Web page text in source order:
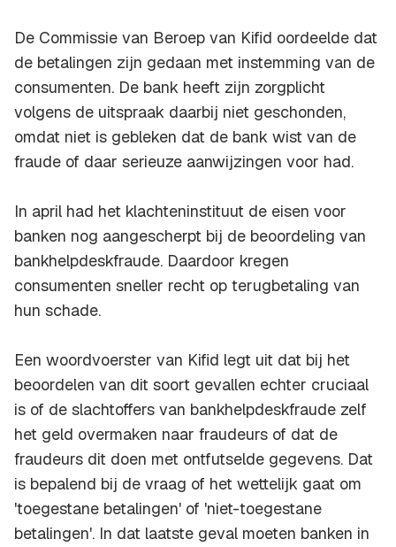
De Commissie van Beroep van Kifid oordeelde dat
de betalingen zijn gedaan met instemming van de
consumenten. De bank heeft zijn zorgplicht
volgens de uitspraak daarbij niet geschonden,
omdat niet is gebleken dat de bank wist van de
fraude of daar serieuze aanwijzingen voor had.
In april had het klachteninstituut de eisen voor
banken nog aangescherpt bij de beoordeling van
bankhelpdeskfraude. Daardoor kregen
consumenten sneller recht op terugbetaling van
hun schade.
Een woordvoerster van Kifid legt uit dat bij het
beoordelen van dit soort gevallen echter cruciaal
is of de slachtoffers van bankhelpdeskfraude zelf
het geld overmaken naar fraudeurs of dat de
fraudeurs dit doen met ontfutselde gegevens. Dat
is bepalend bij de vraag of het wettelijk gaat om
'toegestane betalingen' of 'niet-toegestane
betalingen'. In dat laatste geval moeten banken in